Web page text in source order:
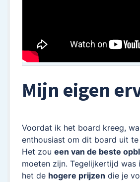
Mijn eigen
Voordat ik het board kreeg,
enthousiast om dit board uit te
Het zou een van de beste
moeten zijn. Tegelijkertijd was
het de hogere prijzen die je